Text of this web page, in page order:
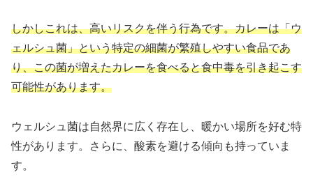
しかしこれは、高いリスクを伴う行為です。カレーは「ウ
ェルシュ菌」という特定の細菌が繁殖しやすい食品であ
り、この菌が増えたカレーを食べると食中毒を引き起こす
可能性があります。
ウェルシュ菌は自然界に広く存在し、暖かい場所を好む特
性があります。さらに、酸素を避ける傾向も持っていま
す。